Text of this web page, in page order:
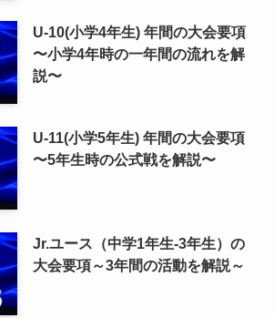
U-10(小学4年生) 年間の大会要項
〜小学4年時の一年間の流れを解
説〜
U-11(小学5年生) 年間の大会要項
〜5年生時の公式戦を解説〜
Jr.ユース（中学1年生-3年生）の
大会要項～3年間の活動を解説～